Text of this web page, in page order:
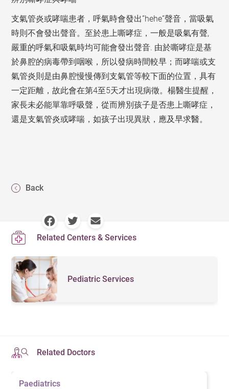
支氣管炎或哮喘患者，呼氣時會發出”hehe”聲音，當吸氣
時則不會發出聲音。至於患上嘶哮症，一般是吸氣有聲,
嚴重的呼氣和吸氣時均可能會發出聲音. 由於嘶哮症是基
於鼻腔的病毒帶到咽喉，所以發病時間較早 ；而哮喘或支
氣管炎則是由鼻腔慢慢傳到支氣管等較下面的位置，具有
一定距離，故此會在第4至5天才出現病徵。楊醫生提醒，
家長未必能單靠呼吸聲，從而辨別孩子是否患上嘶哮症，
還是支氣管炎或哮喘，如孩子出現異狀，應及早求醫。
Back
Related Centers & Services
Pediatric Services
Related Doctors
Paediatrics